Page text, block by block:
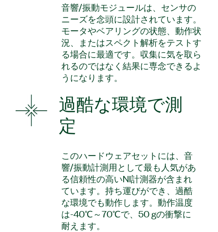
音響/振動モジュールは、センサの
ニーズを念頭に設計されています。
モータやベアリングの状態、動作状
況、またはスペクト解析をテストす
る場合に最適です。収集に気を取ら
れるのではなく結果に専念できるよ
うになります。
過酷な環境で測
定
このハードウェアセットには、音
響/振動計測用として最も人気があ
る信頼性の高いNI計測器が含まれ
ています。持ち運びができ、過酷
な環境でも動作します。動作温度
は-40℃～70℃で、50 gの衝撃に
耐えます。